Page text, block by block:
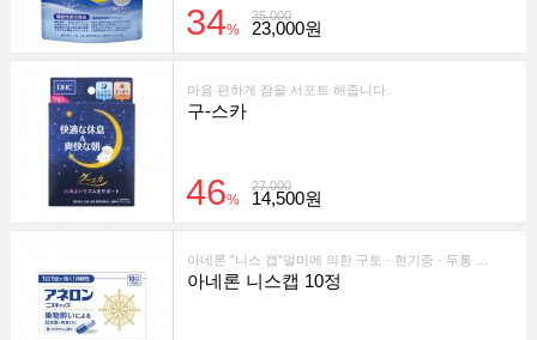
35,000
34% 23,000원
마음 편하게 잠을 서포트 해줍니다.
구-스카
27,000
46% 14,500원
아네론 니스캡 10정